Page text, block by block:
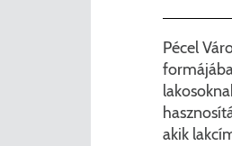
Pécel
akik